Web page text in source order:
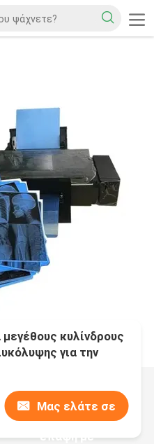
κυλίνδρους
για την
ακτίνων Χ CT, CR,
Μας ελάτε σε
επαφή με